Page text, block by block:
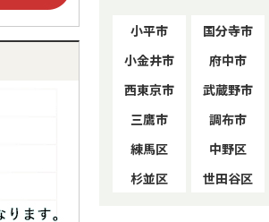
小平市
国分寺市
小金井市
府中市
西東京市
武蔵野市
三鷹市
調布市
練馬区
中野区
杉並区
世田谷区